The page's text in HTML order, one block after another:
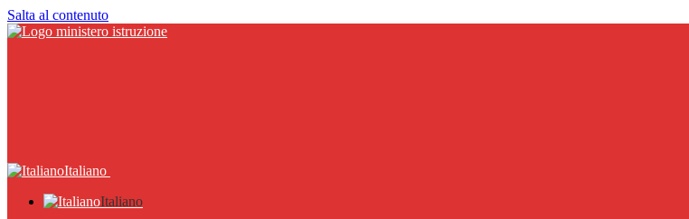
Salta al contenuto
Italiano
Italiano